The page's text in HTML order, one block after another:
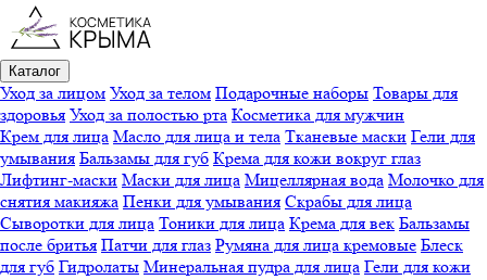
Каталог
Уход за лицом Уход за телом Подарочные наборы Товары для
здоровья Уход за полостью рта Косметика для мужчин
Крем для лица Масло для лица и тела Тканевые маски Гели для
умывания Бальзамы для губ Крема для кожи вокруг глаз
Лифтинг-маски Маски для лица Мицеллярная вода Молочко для
снятия макияжа Пенки для умывания Скрабы для лица
Сыворотки для лица Тоники для лица Крема для век Бальзамы
после бритья Патчи для глаз Румяна для лица кремовые Блеск
для губ Гидролаты Минеральная пудра для лица Гели для кожи